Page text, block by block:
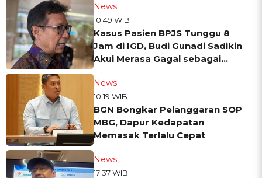
News
10:49 WIB
Kasus Pasien BPJS Tunggu 8
Jam di IGD, Budi Gunadi Sadikin
Akui Merasa Gagal sebagai
News
10:19 WIB
BGN Bongkar Pelanggaran SOP
MBG, Dapur Kedapatan
Memasak Terlalu Cepat
News
17:37 WIB